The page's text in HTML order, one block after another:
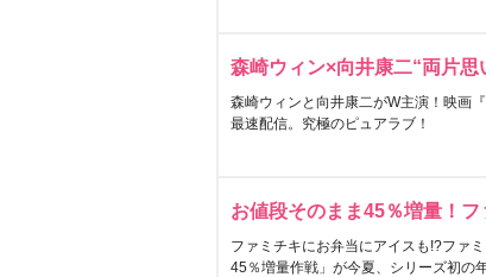
森崎ウィン×向井康二“両片思
森崎ウィンと向井康二がW主演！映画
最速配信。究極のピュアラブ！
お値段そのまま45％増量！
ファミチキにお弁当にアイスも!?ファ
45％増量作戦」が今夏、シリーズ初の